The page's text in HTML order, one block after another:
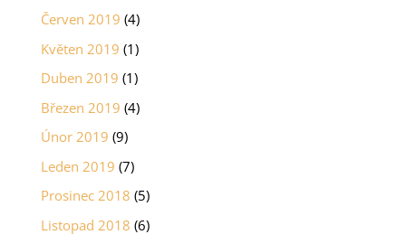
Červen 2019 (4)
Květen 2019 (1)
Duben 2019 (1)
Březen 2019 (4)
Únor 2019 (9)
Leden 2019 (7)
Prosinec 2018 (5)
Listopad 2018 (6)